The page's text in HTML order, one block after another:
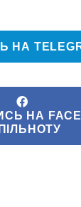
НА
НА